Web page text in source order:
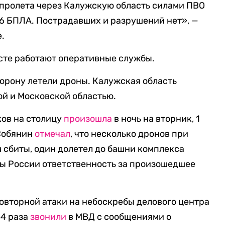
через Калужскую область силами ПВО
БПЛА. Пострадавших и разрушений нет», —
работают оперативные службы.
летели дроны. Калужская область
и Московской областью.
на столицу произошла в ночь на вторник, 1
отмечал, что несколько дронов при
один долетел до башни комплекса
ответственность за произошедшее
атаки на небоскребы делового центра
разазвонили в МВД с сообщениями о